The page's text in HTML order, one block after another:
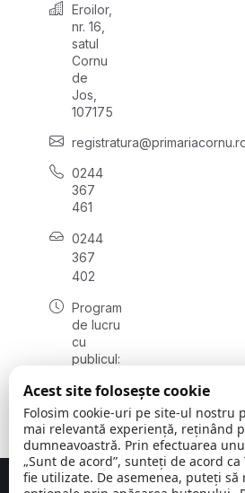
Eroilor,
nr. 16,
satul
Cornu
de
Jos,
107175
0244
367
461
0244
367
402
Program
de lucru
cu
publicul:
vineri
08:00 -
16:00
Concept realizat deBig Media Relații
Acest site folosește cookie
Folosim cookie-uri pe site-ul nostru
mai relevantă experiență, reținând
dumneavoastră. Prin efectuarea
„Sunt de acord”, sunteți de acord ca
fie utilizate. De asemenea, puteți